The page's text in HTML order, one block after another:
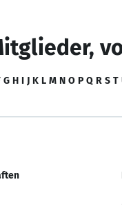
G H I J K L M N O P Q R S T